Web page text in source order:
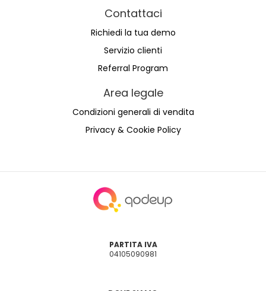
Contattaci
Richiedi la tua demo
Servizio clienti
Referral Program
Area legale
Condizioni generali di vendita
Privacy & Cookie Policy
PARTITA IVA
04105090981